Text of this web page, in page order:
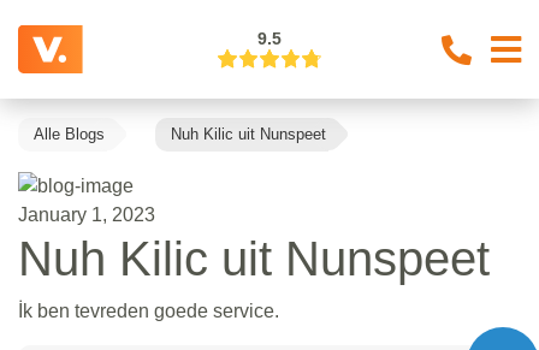
9.5
Alle Blogs Nuh Kilic uit Nunspeet
January 1, 2023
Nuh Kilic uit Nunspeet
İk ben tevreden goede service.